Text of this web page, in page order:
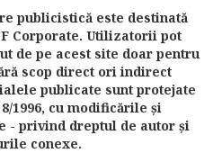
publicistică este destinată
Corporate. Utilizatorii pot
de pe acest site doar pentru
scop direct ori indirect
publicate sunt protejate
1996, cu modificările şi
- privind dreptul de autor şi
conexe.